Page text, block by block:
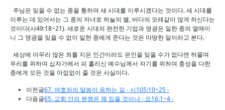
주님은 잊을 수 없는 종을 통하여 새 시대를 이루시겠다는 것이다. 새 시대를
이루는 데 있어서는 그 종의 자녀로 하늘의 별, 바다의 모래같이 많게 하신다는
것이다(사49:18~21). 새로운 시대의 완전한 기업과 영광은 일한 종의 열매이
니 그 영광을 잊을 수 없이 일한 종에게 준다는 것은 마땅한 일이라고 본다.
세상에 아무리 많은 죄를 지은 인간이라도 은인을 잊을 수가 없다면 하물며
우리를 위하여 십자가에서 피 흘리신 예수님께서 자기를 위하여 충성을 다한
종에게 모든 것을 아낌없이 줄 것은 사실이다.
이전글
67. 여호와의 말씀이 응하는 길 - 시105:10~25 -
다음글
65. 교회 안의 분쟁은 왜 있을 것이냐 - 요16:1~4 -